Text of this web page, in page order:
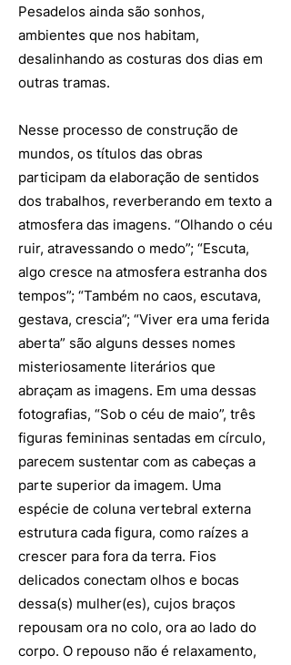
Pesadelos ainda são sonhos,
ambientes que nos habitam,
desalinhando as costuras dos dias em
outras tramas.
Nesse processo de construção de
mundos, os títulos das obras
participam da elaboração de sentidos
dos trabalhos, reverberando em texto a
atmosfera das imagens. “Olhando o céu
ruir, atravessando o medo”; “Escuta,
algo cresce na atmosfera estranha dos
tempos”; “Também no caos, escutava,
gestava, crescia”; “Viver era uma ferida
aberta” são alguns desses nomes
misteriosamente literários que
abraçam as imagens. Em uma dessas
fotografias, “Sob o céu de maio”, três
figuras femininas sentadas em círculo,
parecem sustentar com as cabeças a
parte superior da imagem. Uma
espécie de coluna vertebral externa
estrutura cada figura, como raízes a
crescer para fora da terra. Fios
delicados conectam olhos e bocas
dessa(s) mulher(es), cujos braços
repousam ora no colo, ora ao lado do
corpo. O repouso não é relaxamento,